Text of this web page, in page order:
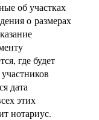
об участках
о размерах
где будет
дата
этих
нотариус.